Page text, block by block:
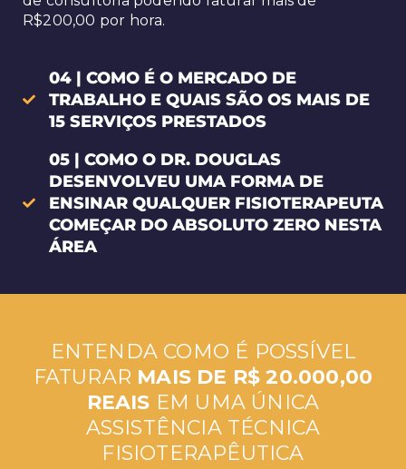
R$200,00 por hora.
04 | COMO É O MERCADO DE
TRABALHO E QUAIS SÃO OS MAIS DE
15 SERVIÇOS PRESTADOS
05 | COMO O DR. DOUGLAS
DESENVOLVEU UMA FORMA DE
ENSINAR QUALQUER FISIOTERAPEUTA
COMEÇAR DO ABSOLUTO ZERO NESTA
ÁREA
ENTENDA COMO É POSSÍVEL
FATURAR MAIS DE R$ 20.000,00
REAIS EM UMA ÚNICA
ASSISTÊNCIA TÉCNICA
FISIOTERAPÊUTICA